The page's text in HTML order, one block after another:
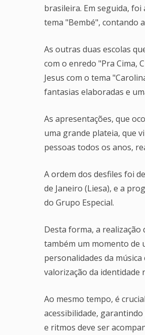
brasileira. Em seguida,
tema "Bembé", contando
As outras duas escolas
com o enredo "Pra Cima,
Jesus com o tema
fantasias elaboradas e
As apresentações, que
uma grande plateia, que
pessoas todos os anos,
A ordem dos desfiles foi
de Janeiro (Liesa), e a
do Grupo Especial.
Desta forma, a realização
também um momento de
personalidades da
valorização da identidade
Ao mesmo tempo, é
acessibilidade,
e ritmos deve ser